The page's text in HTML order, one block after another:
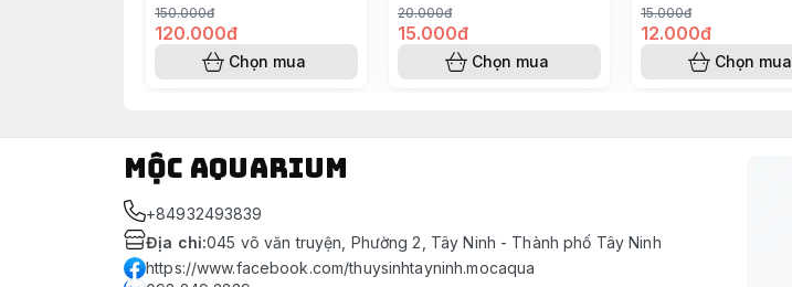
150.000đ
120.000đ
Chọn mua
20.000đ
15.000đ
Chọn mua
15.000đ
12.000đ
Chọn mua
Mộc Aquarium
+84932493839
Địa chỉ:045 võ văn truyện, Phường 2, Tây Ninh - Thành phố Tây Ninh
https://www.facebook.com/thuysinhtayninh.mocaqua